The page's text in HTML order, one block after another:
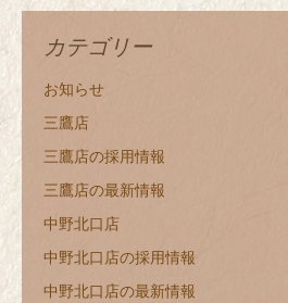
カテゴリー
お知らせ
三鷹店
三鷹店の採用情報
三鷹店の最新情報
中野北口店
中野北口店の採用情報
中野北口店の最新情報